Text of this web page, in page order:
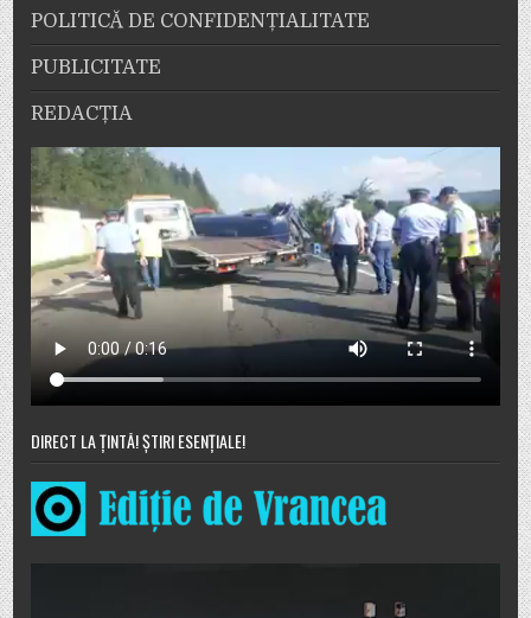
POLITICĂ DE CONFIDENȚIALITATE
PUBLICITATE
REDACȚIA
DIRECT LA ȚINTĂ! ȘTIRI ESENȚIALE!